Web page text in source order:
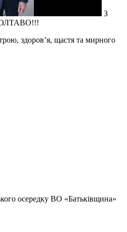
З
здоров’я, щастя та мирного
осередку ВО «Батьківщина»